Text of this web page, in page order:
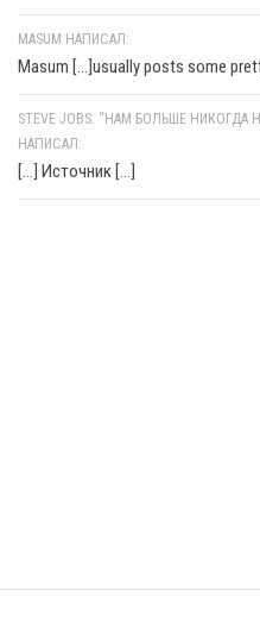
MASUM НАПИСАЛ:
Masum [...]usually posts some
STEVE JOBS: “НАМ БОЛЬШЕ НИКОГДА
НАПИСАЛ:
[…] Источник […]